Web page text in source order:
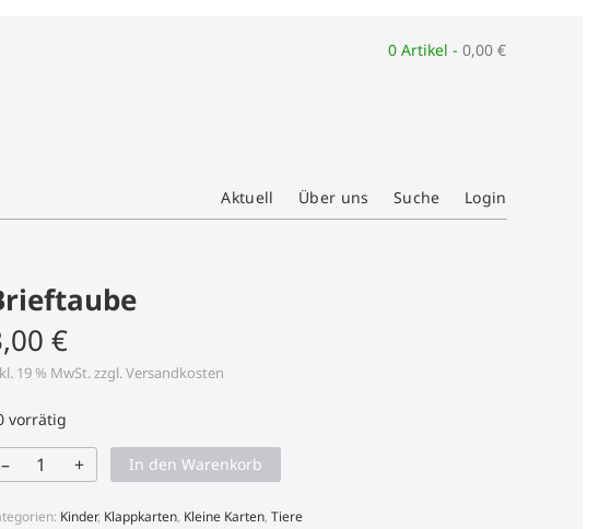
0 Artikel -0,00€
Aktuell Über uns Suche Login
€
19 % MwSt.zzgl.Versandkosten
vorrätig
–
Brieftaube
Menge
+ In den Warenkorb
Kinder, Klappkarten, Kleine Karten,Tiere